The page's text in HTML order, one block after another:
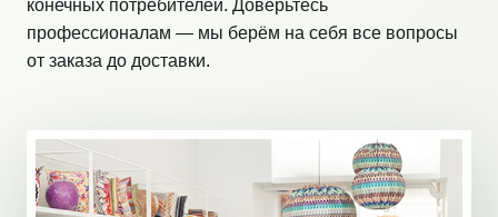
конечных потребителей. Доверьтесь
профессионалам — мы берём на себя все вопросы
от заказа до доставки.